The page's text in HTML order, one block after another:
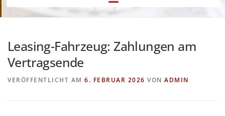
Leasing-Fahrzeug: Zahlungen am
Vertragsende
VERÖFFENTLICHT AM 6. FEBRUAR 2026 VON ADMIN